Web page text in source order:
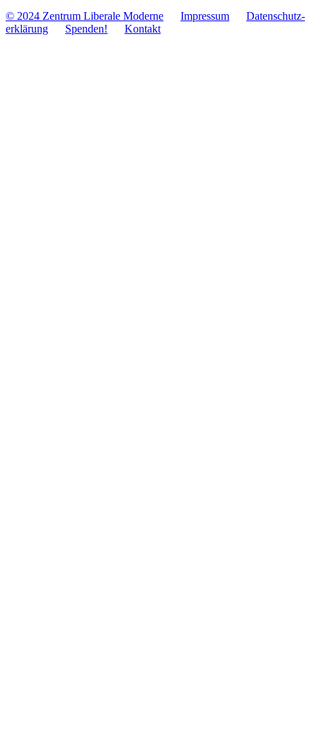
© 2024 Zentrum Libe­rale Moderne Impres­sum
Daten­schutz­
er­klä­rung
Spenden! Kontakt